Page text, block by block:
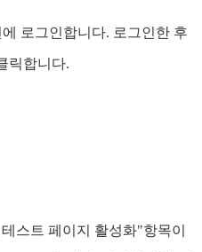
로그인합니다. 로그인한 후
릭합니다.
스트 페이지 활성화"항목이